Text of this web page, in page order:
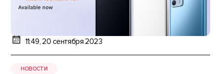
11:49, 20 сентября 2023
НОВОСТИ